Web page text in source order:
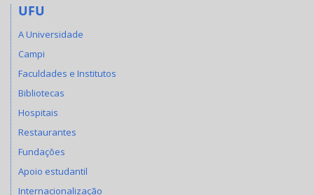
UFU
A Universidade
Campi
Faculdades e Institutos
Bibliotecas
Hospitais
Restaurantes
Fundações
Apoio estudantil
Internacionalização